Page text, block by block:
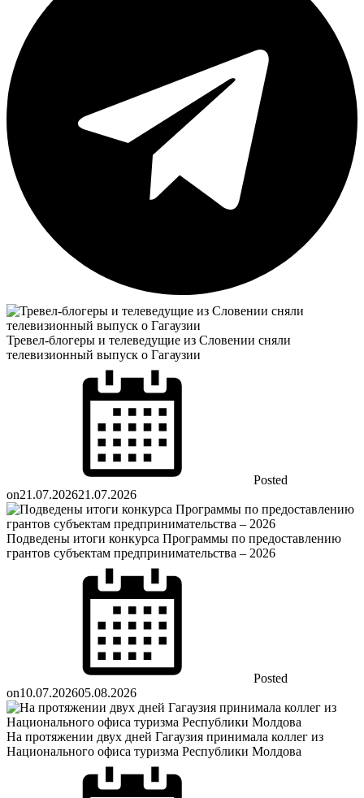
Тревел-блогеры и телеведущие из Словении сняли
телевизионный выпуск о Гагаузии
Posted
on21.07.202621.07.2026
Подведены итоги конкурса Программы по предоставлению
грантов субъектам предпринимательства – 2026
Posted
on10.07.202605.08.2026
На протяжении двух дней Гагаузия принимала коллег из
Национального офиса туризма Республики Молдова